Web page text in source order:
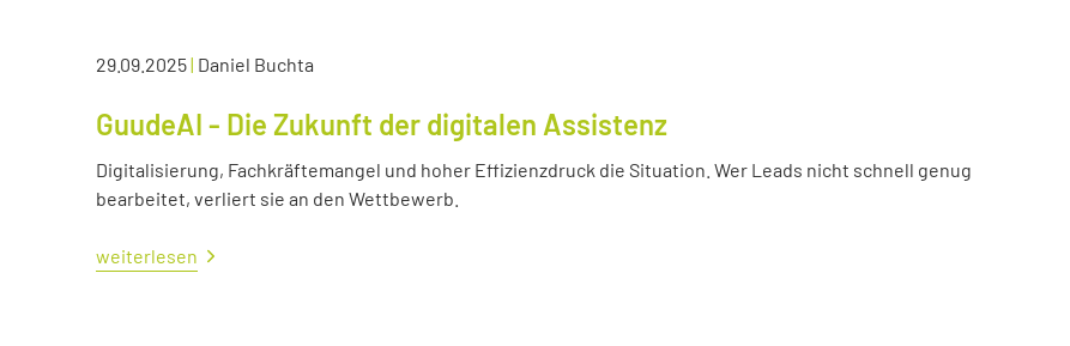
29.09.2025| Daniel Buchta
GuudeAI - Die Zukunft der digitalen Assistenz
Digitalisierung, Fachkräftemangel und hoher Effizienzdruck die Situation. Wer Leads nicht schnell genug
bearbeitet, verliert sie an den Wettbewerb.
weiterlesen